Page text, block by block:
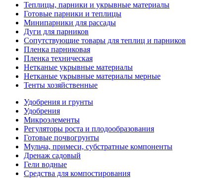
Теплицы, парники и укрывные материалы
Готовые парники и теплицы
Минипарники для рассады
Дуги для парников
Сопутствующие товары для теплиц и парников
Пленка парниковая
Пленка техническая
Нетканые укрывные материалы
Нетканые укрывные материалы мерные
Тенты хозяйственные
Удобрения и грунты
Удобрения
Микроэлементы
Регуляторы роста и плодообразования
Готовые почвогрунты
Мульча, примеси, субстратные компоненты
Дренаж садовый
Гели водные
Средства для компостирования